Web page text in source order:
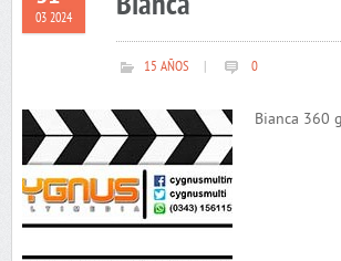
03 2024
15 AÑOS 0
Bianca 360